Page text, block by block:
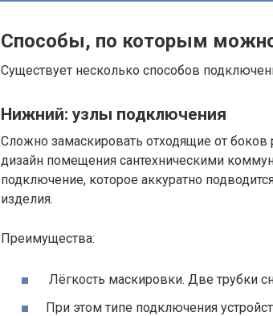
Способы, по которым
Существует несколько способов
Нижний: узлы подключения
Сложно замаскировать отходящие от боков
дизайн помещения сантехническими
подключение, которое аккуратно
изделия.
Преимущества:
Лёгкость маскировки. Две трубки
При этом типе подключения